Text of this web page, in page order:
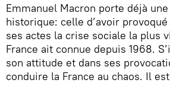
Emmanuel Macron porte déjà
historique: celle d’avoir
ses actes la crise sociale la plus
France ait connue depuis 1968.
son attitude et dans ses
conduire la France au chaos. Il